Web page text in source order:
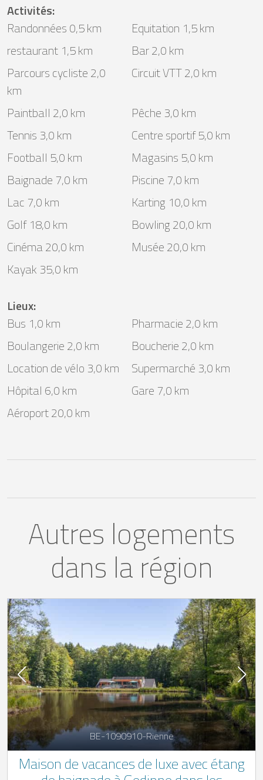
Activités:
Randonnées 0,5 km
Equitation 1,5 km
restaurant 1,5 km
Bar 2,0 km
Parcours cycliste 2,0
km
Circuit VTT 2,0 km
Paintball 2,0 km
Pêche 3,0 km
Tennis 3,0 km
Centre sportif 5,0 km
Football 5,0 km
Magasins 5,0 km
Baignade 7,0 km
Piscine 7,0 km
Lac 7,0 km
Karting 10,0 km
Golf 18,0 km
Bowling 20,0 km
Cinéma 20,0 km
Musée 20,0 km
Kayak 35,0 km
Lieux:
Bus 1,0 km
Pharmacie 2,0 km
Boulangerie 2,0 km
Boucherie 2,0 km
Location de vélo 3,0 km
Supermarché 3,0 km
Hôpital 6,0 km
Gare 7,0 km
Aéroport 20,0 km
Autres logements
dans la région
BE-1090910-Rienne
Maison de vacances de luxe avec étang